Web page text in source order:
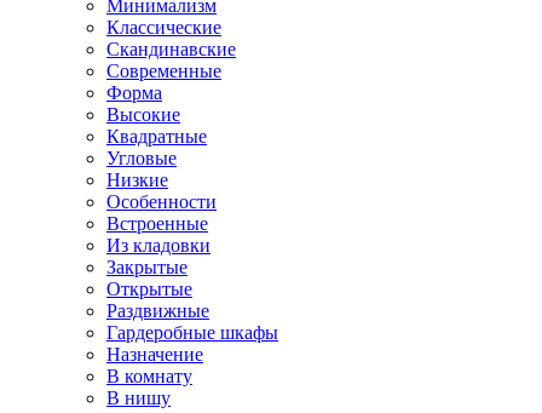
Минимализм
Классические
Скандинавские
Современные
Форма
Высокие
Квадратные
Угловые
Низкие
Особенности
Встроенные
Из кладовки
Закрытые
Открытые
Раздвижные
Гардеробные шкафы
Назначение
В комнату
В нишу